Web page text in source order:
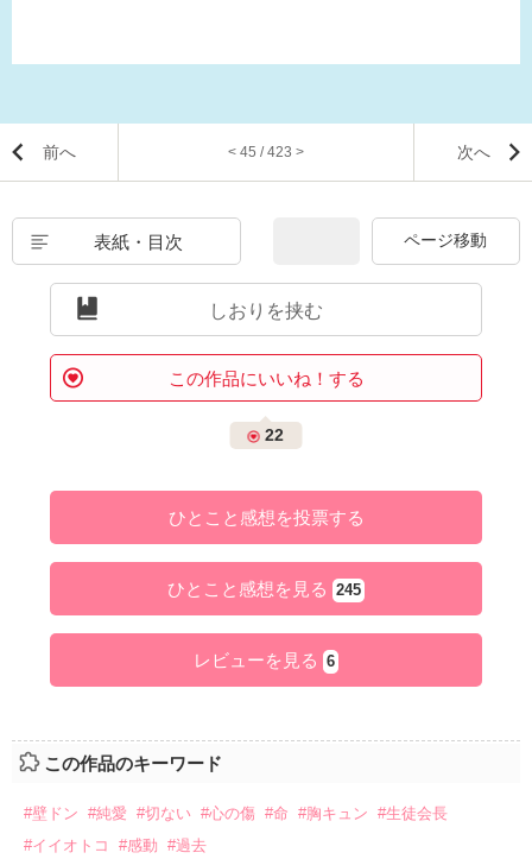
前へ < 45 / 423 > 次へ
表紙・目次
しおりを挟む
この作品にいいね！する
22
ひとこと感想を投票する
ひとこと感想を見る 245
レビューを見る 6
この作品のキーワード
#壁ドン #純愛 #切ない #心の傷 #命 #胸キュン #生徒会長
#イイオトコ
#感動 #過去